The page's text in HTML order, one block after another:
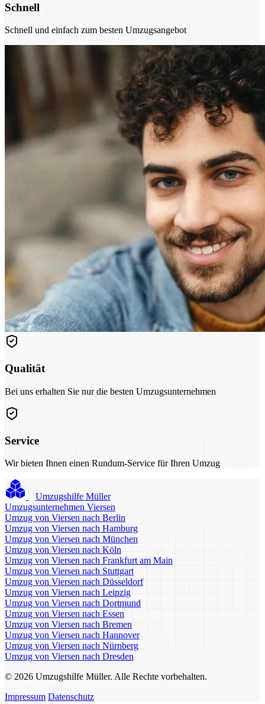
Schnell
Schnell und einfach zum besten Umzugsangebot
Qualität
Bei uns erhalten Sie nur die besten Umzugsunternehmen
Service
Wir bieten Ihnen einen Rundum-Service für Ihren Umzug
Umzugshilfe Müller
Umzugsunternehmen Viersen
Umzug von Viersen nach Berlin
Umzug von Viersen nach Hamburg
Umzug von Viersen nach München
Umzug von Viersen nach Köln
Umzug von Viersen nach Frankfurt am Main
Umzug von Viersen nach Stuttgart
Umzug von Viersen nach Düsseldorf
Umzug von Viersen nach Leipzig
Umzug von Viersen nach Dortmund
Umzug von Viersen nach Essen
Umzug von Viersen nach Bremen
Umzug von Viersen nach Hannover
Umzug von Viersen nach Nürnberg
Umzug von Viersen nach Dresden
© 2026 Umzugshilfe Müller. Alle Rechte vorbehalten.
Impressum Datenschutz